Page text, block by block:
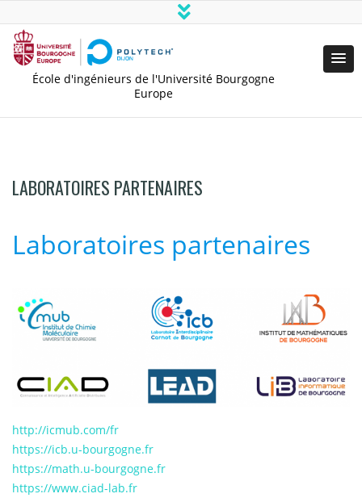
École d'ingénieurs de l'Université Bourgogne
Europe
LABORATOIRES PARTENAIRES
Laboratoires partenaires
http://icmub.com/fr
https://icb.u-bourgogne.fr
https://math.u-bourgogne.fr
https://www.ciad-lab.fr